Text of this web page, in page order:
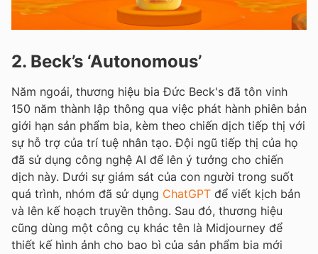
2. Beck’s ‘Autonomous’
Năm ngoái, thương hiệu bia Đức Beck's đã tôn vinh
150 năm thành lập thông qua việc phát hành phiên bản
giới hạn sản phẩm bia, kèm theo chiến dịch tiếp thị với
sự hỗ trợ của trí tuệ nhân tạo. Đội ngũ tiếp thị của họ
đã sử dụng công nghệ AI để lên ý tưởng cho chiến
dịch này. Dưới sự giám sát của con người trong suốt
quá trình, nhóm đã sử dụng ChatGPT để viết kịch bản
và lên kế hoạch truyền thông. Sau đó, thương hiệu
cũng dùng một công cụ khác tên là Midjourney để
thiết kế hình ảnh cho bao bì của sản phẩm bia mới